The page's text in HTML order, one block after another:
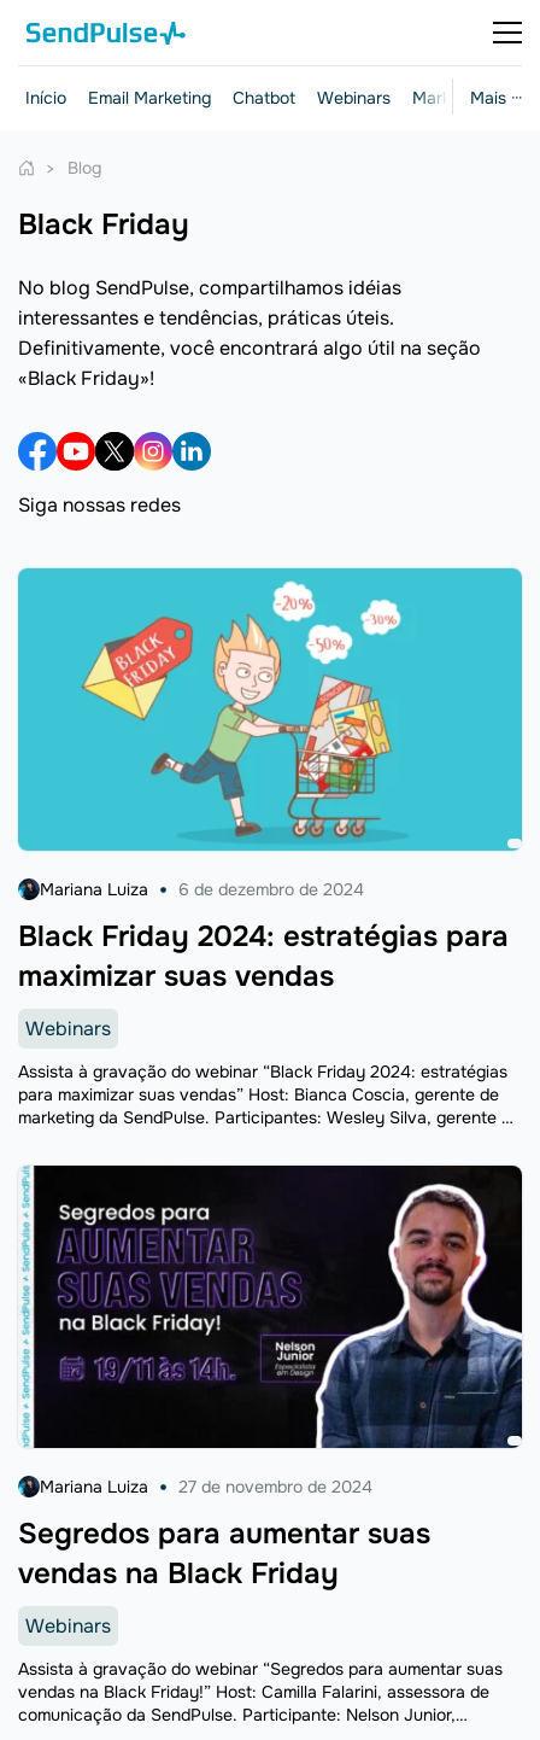
Mais ···
Início Email Marketing Chatbot Webinars Marketing e
Blog
Black Friday
No blog SendPulse, compartilhamos idéias
interessantes e tendências, práticas úteis.
Definitivamente, você encontrará algo útil na seção
«Black Friday»!
Siga nossas redes
Black Friday 2024: estratégias para
maximizar suas vendas
Mariana Luiza 6 de dezembro de 2024
Webinars
Assista à gravação do webinar “Black Friday 2024: estratégias
para maximizar suas vendas” Host: Bianca Coscia, gerente de
marketing da SendPulse. Participantes: Wesley Silva, gerente de
especialista ...
Segredos para aumentar suas
vendas na Black Friday
Mariana Luiza 27 de novembro de 2024
Webinars
Assista à gravação do webinar “Segredos para aumentar suas
vendas na Black Friday!” Host: Camilla Falarini, assessora de
comunicação da SendPulse. Participante: Nelson Junior,